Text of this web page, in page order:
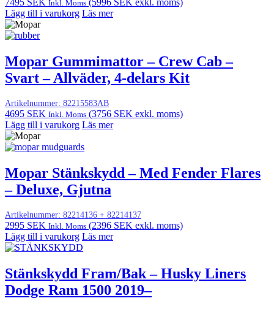
7495 SEK Inkl. Moms (5996 SEK exkl. moms)
Lägg till i varukorg Läs mer
Mopar Gummimattor – Crew Cab –
Svart – Allväder, 4-delars Kit
Artikelnummer: 82215583AB
4695 SEK Inkl. Moms (3756 SEK exkl. moms)
Lägg till i varukorg Läs mer
Mopar Stänkskydd – Med Fender Flares
– Deluxe, Gjutna
Artikelnummer: 82214136 + 82214137
2995 SEK Inkl. Moms (2396 SEK exkl. moms)
Lägg till i varukorg Läs mer
Stänkskydd Fram/Bak – Husky Liners
Dodge Ram 1500 2019–